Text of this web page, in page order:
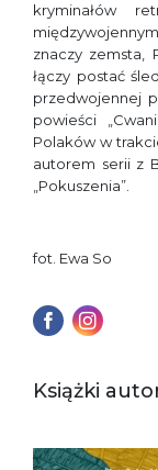
kryminałów
znaczy zemsta,
łączy postać
przedwojennej
powieści
Polaków w
autorem serii z
„Pokuszenia”.
fot. Ewa So
Książki